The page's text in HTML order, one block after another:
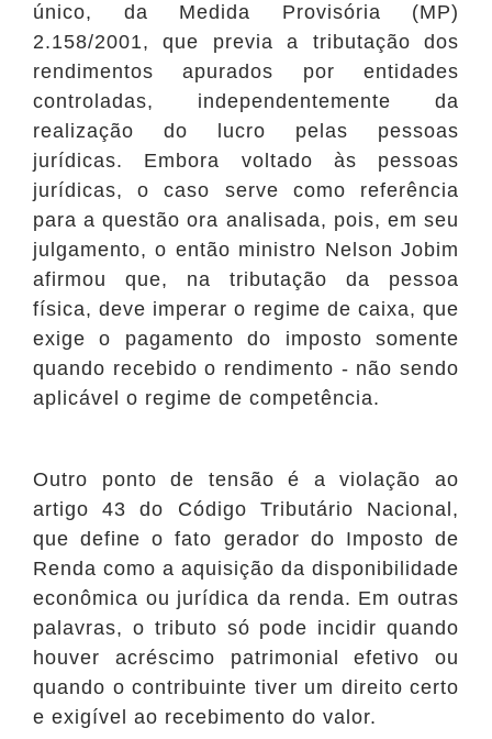
único, da Medida Provisória (MP)
2.158/2001, que previa a tributação dos
rendimentos apurados por entidades
controladas, independentemente da
realização do lucro pelas pessoas
jurídicas. Embora voltado às pessoas
jurídicas, o caso serve como referência
para a questão ora analisada, pois, em seu
julgamento, o então ministro Nelson Jobim
afirmou que, na tributação da pessoa
física, deve imperar o regime de caixa, que
exige o pagamento do imposto somente
quando recebido o rendimento - não sendo
aplicável o regime de competência.
Outro ponto de tensão é a violação ao
artigo 43 do Código Tributário Nacional,
que define o fato gerador do Imposto de
Renda como a aquisição da disponibilidade
econômica ou jurídica da renda. Em outras
palavras, o tributo só pode incidir quando
houver acréscimo patrimonial efetivo ou
quando o contribuinte tiver um direito certo
e exigível ao recebimento do valor.